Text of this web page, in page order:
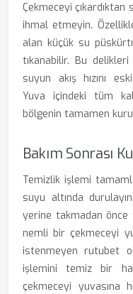
Çekmeceyi
ihmal etmeyin.
alan küçük su
tıkanabilir. Bu
suyun akış hızını
Yuva içindeki tüm
bölgenin tamamen
Bakım Sonrası
Temizlik işlemi
suyu altında
yerine takmadan önce
nemli bir çekmeceyi
istenmeyen rutubet
işlemini temiz bir
çekmeceyi yuvasına